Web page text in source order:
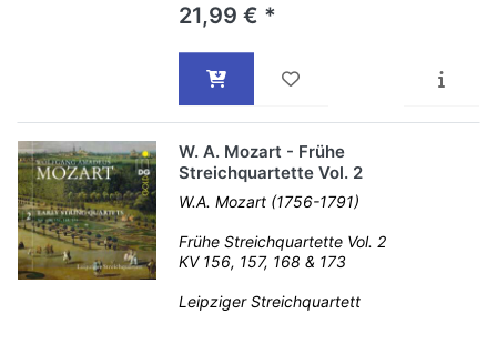
21,99 € *
W. A. Mozart - Frühe
Streichquartette Vol. 2
W.A. Mozart (1756-1791)
Frühe Streichquartette Vol. 2
KV 156, 157, 168 & 173
Leipziger Streichquartett